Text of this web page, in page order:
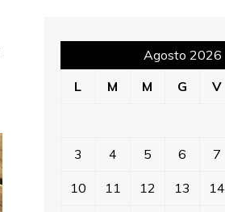
Agosto 2026
L
M M G V
3 4 5 6 7
10 11 12 13 14